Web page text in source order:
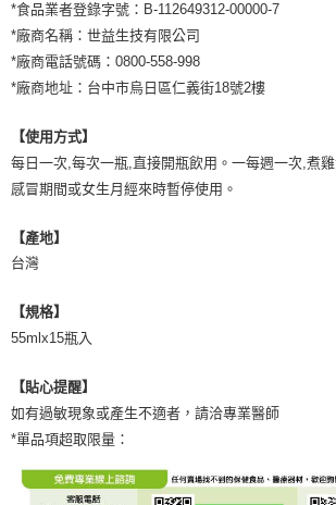
*食品業者登錄字號：B-112649312-00000-7
*廠商名稱：世益生技有限公司
*廠商電話號碼：0800-558-998
*廠商地址：台中市烏日區仁義街18號2樓
【使用方式】
每日一次,每次一瓶,直接開瓶飲用。一每週一次,煮
感冒期間或女生月經來時暫停使用。
【產地】
台灣
【規格】
55mlx15瓶入
【貼心提醒】
如有過敏現象或產生不適者，請洽專業醫師
*單品項超取限量：